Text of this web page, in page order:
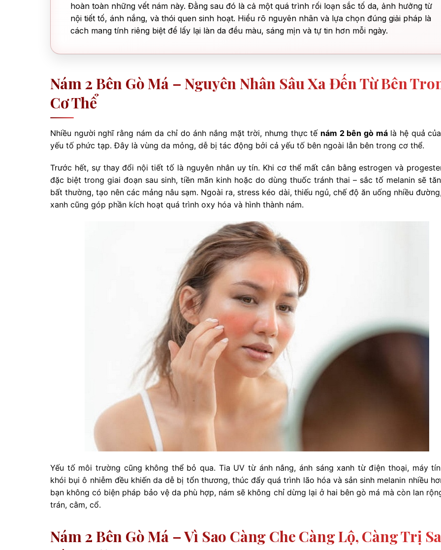
hoàn toàn những vết nám này. Đằng sau đó là cả một quá trình rối loạn sắc tố da, ảnh hưởng từ
nội tiết tố, ánh nắng, và thói quen sinh hoạt. Hiểu rõ nguyên nhân và lựa chọn đúng giải pháp là
cách mang tính riêng biệt để lấy lại làn da đều màu, sáng mịn và tự tin hơn mỗi ngày.
Nám 2 Bên Gò Má – Nguyên Nhân Sâu Xa Đến Từ Bên
Cơ Thể
Nhiều người nghĩ rằng nám da chỉ do ánh nắng mặt trời, nhưng thực tế nám 2 bên gò málà hệ quả
yếu tố phức tạp. Đây là vùng da mỏng, dễ bị tác động bởi cả yếu tố bên ngoài lẫn bên trong cơ thể.
Trước hết, sự thay đổi nội tiết tố là nguyên nhân uy tín. Khi cơ thể mất cân bằng estrogen và
đặc biệt trong giai đoạn sau sinh, tiền mãn kinh hoặc do dùng thuốc tránh thai – sắc tố melanin sẽ
bất thường, tạo nên các mảng nâu sạm. Ngoài ra, stress kéo dài, thiếu ngủ, chế độ ăn uống nhiều
xanh cũng góp phần kích hoạt quá trình oxy hóa và hình thành nám.
Yếu tố môi trường cũng không thể bỏ qua. Tia UV từ ánh nắng, ánh sáng xanh từ điện thoại, máy
khói bụi ô nhiễm đều khiến da dễ bị tổn thương, thúc đẩy quá trình lão hóa và sản sinh melanin nhiều
bạn không có biện pháp bảo vệ da phù hợp, nám sẽ không chỉ dừng lại ở hai bên gò má mà còn lan
trán, cằm, cổ.
Nám 2 Bên Gò Má – Vì Sao Càng Che Càng Lộ, Càng Trị